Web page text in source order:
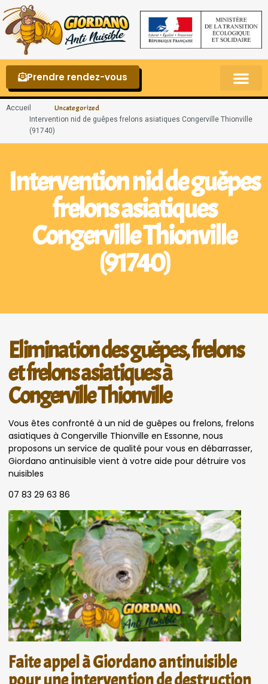
Prendre rendez-vous
Accueil Uncategorized
Intervention nid de guêpes frelons asiatiques Congerville Thionville
(91740)
Intervention nid de guêpes
frelons asiatiques
Congerville Thionville
(91740)
Elimination des guêpes, frelons
et frelons asiatiques à
Congerville Thionville
Vous êtes confronté à un nid de guêpes ou frelons, frelons
asiatiques à Congerville Thionville en Essonne, nous
proposons un service de qualité pour vous en débarrasser,
Giordano antinuisible vient à votre aide pour détruire vos
nuisibles
07 83 29 63 86
Faite appel à Giordano antinuisible